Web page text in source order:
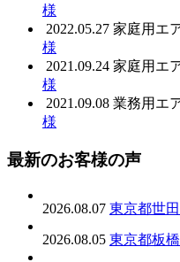
様
2022.05.27 家庭用エ
様
2021.09.24 家庭用エ
様
2021.09.08 業務用エ
様
最新のお客様の声
2026.08.07 東京都世
2026.08.05 東京都板